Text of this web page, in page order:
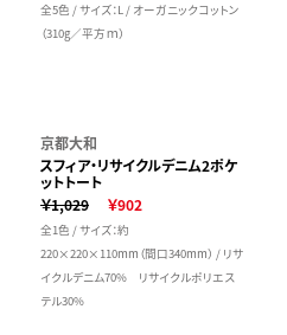
全5色 / サイズ：L / オーガニックコットン
（310g／平方ｍ）
京都大和
スフィア・リサイクルデニム2ポケ
ットトート
￥1,029
￥902
全1色 / サイズ：約
220×220×110mm（間口340mm） / リサ
イクルデニム70% リサイクルポリエス
テル30%